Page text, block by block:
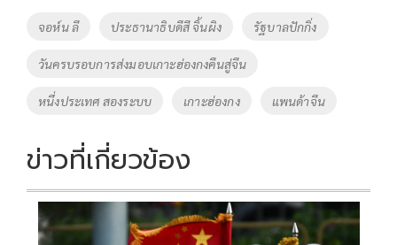
o
k
Li
k
Tags
จอห์น ลี ประธานาธิบดีสี จิ้นผิง รัฐบาลปักกิ่ง
วันครบรอบการส่งมอบเกาะฮ่องกงคืนสู่จีน
หนึ่งประเทศ สองระบบ เกาะฮ่องกง แพนด้าจีน
ข่าวที่เกี่ยวข้อง